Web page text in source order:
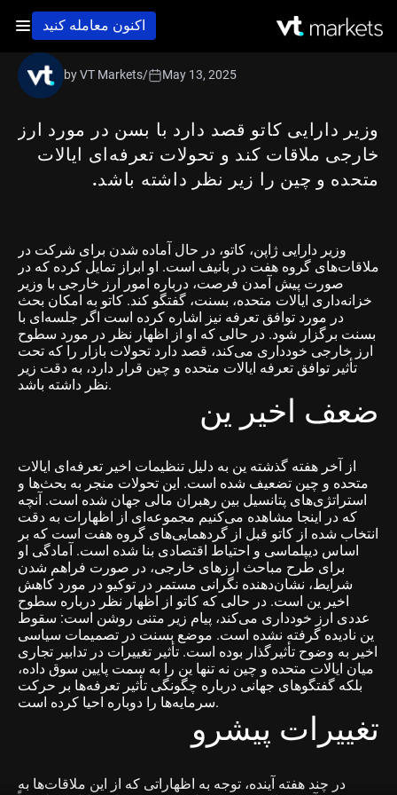
اکنون معامله کنید
وزیر دارایی کاتو قصد دارد با بسن در مورد ارز
خارجی ملاقات کند و تحولات تعرفه‌ای ایالات
متحده و چین را زیر نظر داشته باشد.
by VT Markets/ May 13, 2025
وزیر دارایی ژاپن، کاتو، در حال آماده شدن برای شرکت در
ملاقات‌های گروه هفت در بانیف است. او ابراز تمایل کرده که در
صورت پیش آمدن فرصت، درباره امور ارز خارجی با وزیر
خزانه‌داری ایالات متحده، بسنت، گفتگو کند. کاتو به امکان بحث
در مورد توافق تعرفه‌ نیز اشاره کرده است اگر جلسه‌ای با
بسنت برگزار شود. در حالی که او از اظهار نظر در مورد سطوح
ارز خارجی خودداری می‌کند، قصد دارد تحولات بازار را که تحت
تأثیر توافق تعرفه ایالات متحده و چین قرار دارد، به دقت زیر
نظر داشته باشد.
ضعف اخیر ین
از آخر هفته گذشته ین به دلیل تنظیمات اخیر تعرفه‌ای ایالات
متحده و چین تضعیف شده است. این تحولات منجر به بحث‌ها و
استراتژی‌های پتانسیل بین رهبران مالی جهان شده است. آنچه
که در اینجا مشاهده می‌کنیم مجموعه‌ای از اظهارات به دقت
انتخاب شده از کاتو قبل از گردهمایی‌های گروه هفت است که بر
اساس دیپلماسی و احتیاط اقتصادی بنا شده است. آمادگی او
برای طرح مباحث ارزهای خارجی، در صورت فراهم شدن
شرایط، نشان‌دهنده نگرانی مستمر در توکیو در مورد کاهش
اخیر ین است. در حالی که کاتو از اظهار نظر درباره سطوح
عددی ارز خودداری می‌کند، پیام زیر متنی روشن است: سقوط
ین نادیده گرفته نشده است. موضع بسنت در تصمیمات سیاسی
اخیر به وضوح تأثیرگذار بوده است. تأثیر تغییرات در تدابیر تجاری
میان ایالات متحده و چین نه تنها ین را به سمت پایین سوق داده،
بلکه گفتگوهای جهانی درباره چگونگی تأثیر تعرفه‌ها بر حرکت
سرمایه‌ها را دوباره احیا کرده است.
تغییرات پیشرو
در چند هفته آینده، توجه به اظهاراتی که از این ملاقات‌ها به